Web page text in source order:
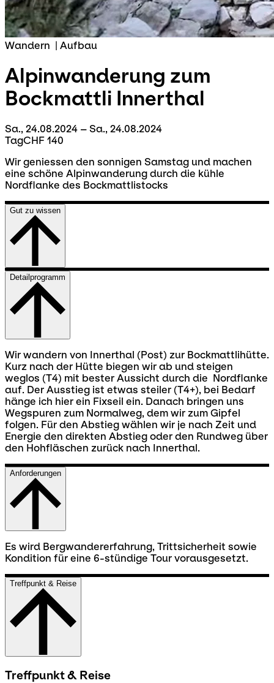
Wandern | Aufbau
Alpinwanderung zum
Bockmattli Innerthal
Sa., 24.08.2024 – Sa., 24.08.2024
TagCHF 140
Wir geniessen den sonnigen Samstag und machen
eine schöne Alpinwanderung durch die kühle
Nordflanke des Bockmattlistocks
Gut zu wissen
Detailprogramm
Wir wandern von Innerthal (Post) zur Bockmattlihütte.
Kurz nach der Hütte biegen wir ab und steigen
weglos (T4) mit bester Aussicht durch die Nordflanke
auf. Der Ausstieg ist etwas steiler (T4+), bei Bedarf
hänge ich hier ein Fixseil ein. Danach bringen uns
Wegspuren zum Normalweg, dem wir zum Gipfel
folgen. Für den Abstieg wählen wir je nach Zeit und
Energie den direkten Abstieg oder den Rundweg über
den Hohfläschen zurück nach Innerthal.
Anforderungen
Es wird Bergwandererfahrung, Trittsicherheit sowie
Kondition für eine 6-stündige Tour vorausgesetzt.
Treffpunkt & Reise
Treffpunkt & Reise